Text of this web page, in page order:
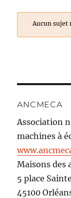
Aucun sujet
ANCMECA
Association
machines à
Maisons des
5 place
45100